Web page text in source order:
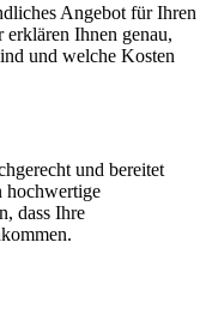
Angebot für Ihren
Ihnen genau,
und welche Kosten
und bereitet
hochwertige
dass Ihre